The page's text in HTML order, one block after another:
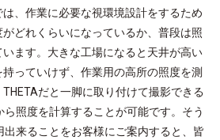
、作業に必要な視環境設計をするため
どれくらいになっているか、普段は照
ます。大きな工場になると天井が高い
っていけず、作業用の高所の照度を測
だと一脚に取り付けて撮影できる
照度を計算することが可能です。そう
出来ることをお客様にご案内すると、皆